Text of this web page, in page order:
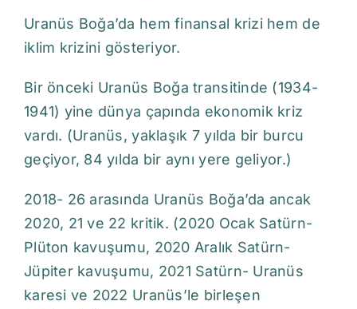
Uranüs Boğa’da hem finansal krizi hem de
iklim krizini gösteriyor.
Bir önceki Uranüs Boğa transitinde (1934-
1941) yine dünya çapında ekonomik kriz
vardı. (Uranüs, yaklaşık 7 yılda bir burcu
geçiyor, 84 yılda bir aynı yere geliyor.)
2018- 26 arasında Uranüs Boğa’da ancak
2020, 21 ve 22 kritik. (2020 Ocak Satürn-
Plüton kavuşumu, 2020 Aralık Satürn-
Jüpiter kavuşumu, 2021 Satürn- Uranüs
karesi ve 2022 Uranüs’le birleşen